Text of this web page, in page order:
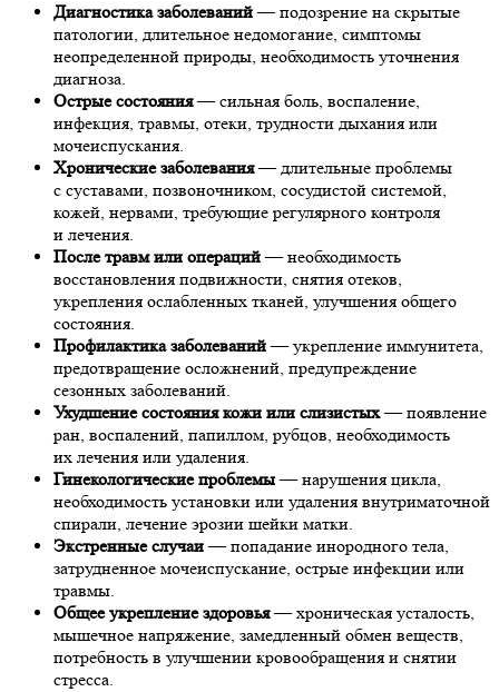
Диагностика заболеваний— подозрение на скрытые
патологии, длительное недомогание, симптомы
неопределенной природы, необходимость уточнения
диагноза.
Острые состояния— сильная боль, воспаление,
инфекция, травмы, отеки, трудности дыхания или
мочеиспускания.
Хронические заболевания— длительные проблемы
с суставами, позвоночником, сосудистой системой,
кожей, нервами, требующие регулярного контроля
и лечения.
После травм или операций— необходимость
восстановления подвижности, снятия отеков,
укрепления ослабленных тканей, улучшения общего
состояния.
Профилактика заболеваний— укрепление иммунитета,
предотвращение осложнений, предупреждение
сезонных заболеваний.
Ухудшение состояния кожи или слизистых— появление
ран, воспалений, папиллом, рубцов, необходимость
их лечения или удаления.
Гинекологические проблемы— нарушения цикла,
необходимость установки или удаления внутриматочной
спирали, лечение эрозии шейки матки.
Экстренные случаи— попадание инородного тела,
затрудненное мочеиспускание, острые инфекции или
травмы.
Общее укрепление здоровья— хроническая усталость,
мышечное напряжение, замедленный обмен веществ,
потребность в улучшении кровообращения и снятии
стресса.